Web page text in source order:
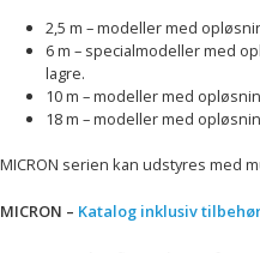
2,5 m – modeller med
6 m – specialmodeller med
lagre.
10 m – modeller med
18 m – modeller med
MICRON serien kan udstyres med
MICRON – Katalog inklusiv tilbehør